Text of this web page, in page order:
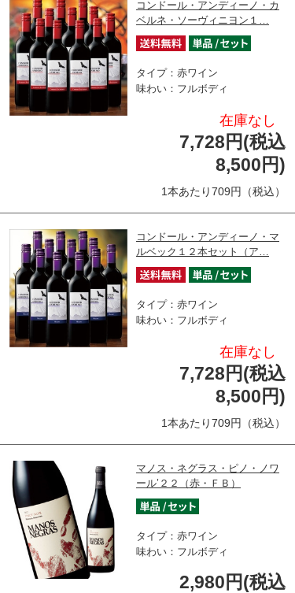
コンドール・アンディーノ・カ
ベルネ・ソーヴィニヨン１…
タイプ：赤ワイン
味わい：フルボディ
在庫なし
7,728円(税込
8,500円)
1本あたり709円（税込）
コンドール・アンディーノ・マ
ルベック１２本セット（ア…
タイプ：赤ワイン
味わい：フルボディ
在庫なし
7,728円(税込
8,500円)
1本あたり709円（税込）
マノス・ネグラス・ピノ・ノワ
ール’２２（赤・ＦＢ）
タイプ：赤ワイン
味わい：フルボディ
2,980円(税込